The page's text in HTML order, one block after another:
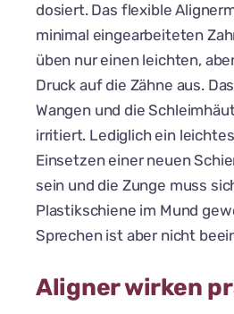
dosiert. Das flexible
minimal eingearbeiteten
üben nur einen leichten,
Druck auf die Zähne aus.
Wangen und die
irritiert. Lediglich ein
Einsetzen einer neuen
sein und die Zunge muss
Plastikschiene im Mund
Sprechen ist aber nicht
Aligner wirken